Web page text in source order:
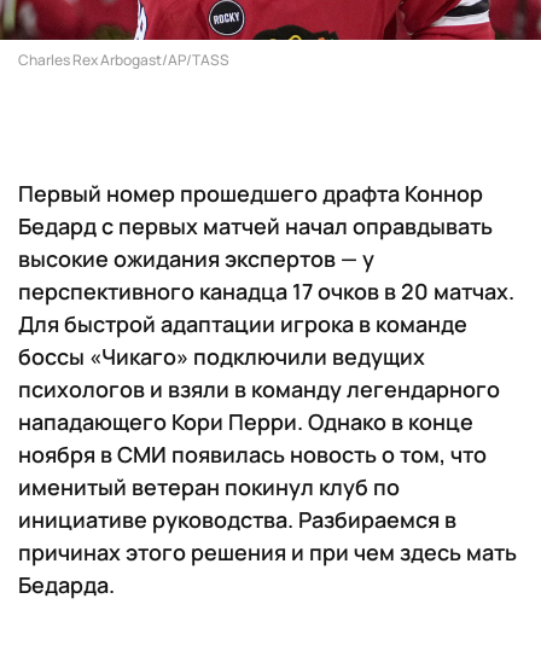
Charles Rex Arbogast/AP/TASS
Первый номер прошедшего драфта Коннор
Бедард с первых матчей начал оправдывать
высокие ожидания экспертов — у
перспективного канадца 17 очков в 20 матчах.
Для быстрой адаптации игрока в команде
боссы «Чикаго» подключили ведущих
психологов и взяли в команду легендарного
нападающего Кори Перри. Однако в конце
ноября в СМИ появилась новость о том, что
именитый ветеран покинул клуб по
инициативе руководства. Разбираемся в
причинах этого решения и при чем здесь мать
Бедарда.